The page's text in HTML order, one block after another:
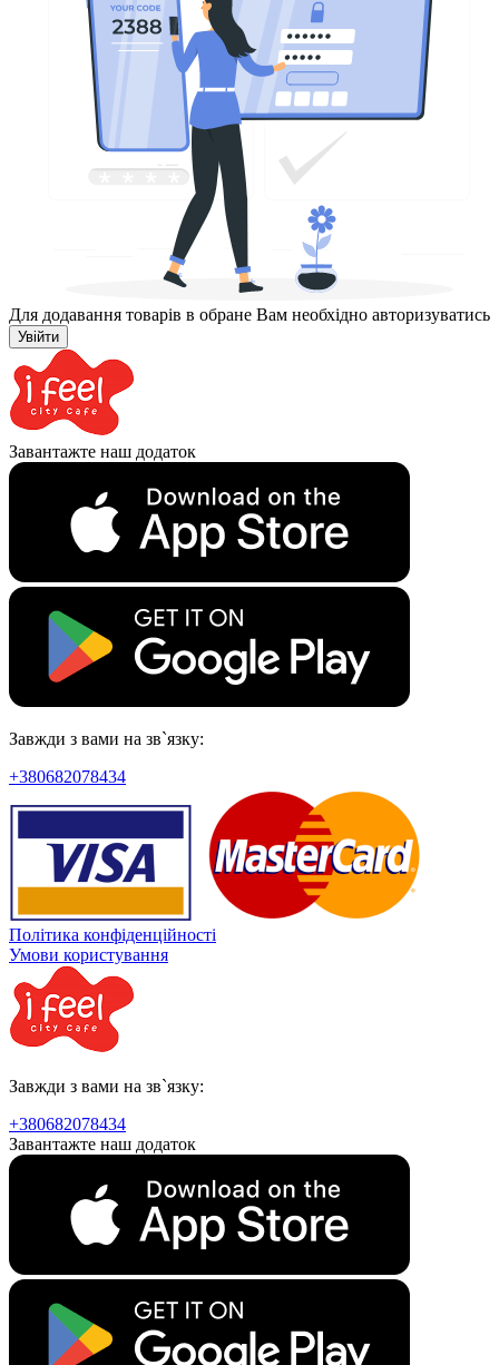
Для додавання товарів в обране Вам необхідно авторизуватись
Увійти
Завантажте наш додаток
Завжди з вами на зв`язку:
+380682078434
Політика конфіденційності
Умови користування
Завжди з вами на зв`язку:
+380682078434
Завантажте наш додаток